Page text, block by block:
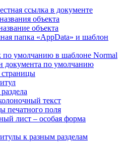
ссылка в документе
объекта
объекта
папка «AppData» и шаблон
по умолчанию в шаблоне Normal
документа по умолчанию
текст
печатного поля
лист – особая форма
к разным разделам